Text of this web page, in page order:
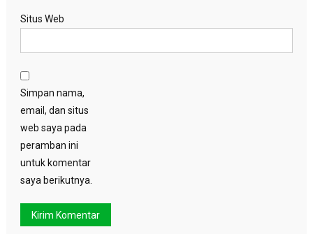
Situs Web
Simpan nama,
email, dan situs
web saya pada
peramban ini
untuk komentar
saya berikutnya.